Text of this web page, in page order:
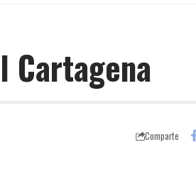
Cartagena
Comparte